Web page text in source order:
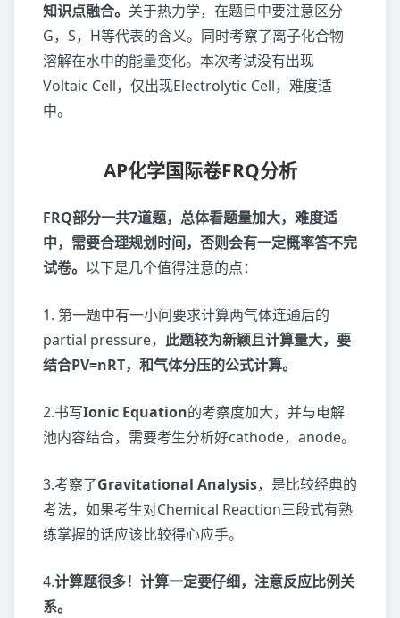
知识点融合。 关于热力学，在题目中要注意区分
G，S，H等代表的含义。同时考察了离子化合物
溶解在水中的能量变化。本次考试没有出现
Voltaic Cell，仅出现Electrolytic Cell，难度适
中。
AP化学国际卷FRQ分析
FRQ部分一共7道题，总体看题量加大，难度适
中，需要合理规划时间，否则会有一定概率答不完
试卷。 以下是几个值得注意的点：
1. 第一题中有一小问要求计算两气体连通后的
partial pressure， 此题较为新颖且计算量大，要
结合PV=nRT，和气体分压的公式计算。
2.书写Ionic Equation的考察度加大，并与电解
池内容结合，需要考生分析好cathode，anode。
3.考察了Gravitational Analysis，是比较经典的
考法，如果考生对Chemical Reaction三段式有熟
练掌握的话应该比较得心应手。
4.计算题很多！计算一定要仔细，注意反应比例关
系。